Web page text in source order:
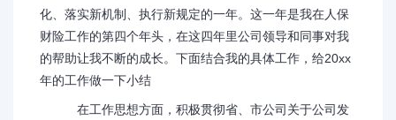
化、落实新机制、执行新规定的一年。这一年是我在人保
财险工作的第四个年头，在这四年里公司领导和同事对我
的帮助让我不断的成长。下面结合我的具体工作，给20xx
年的工作做一下小结
在工作思想方面，积极贯彻省、市公司关于公司发